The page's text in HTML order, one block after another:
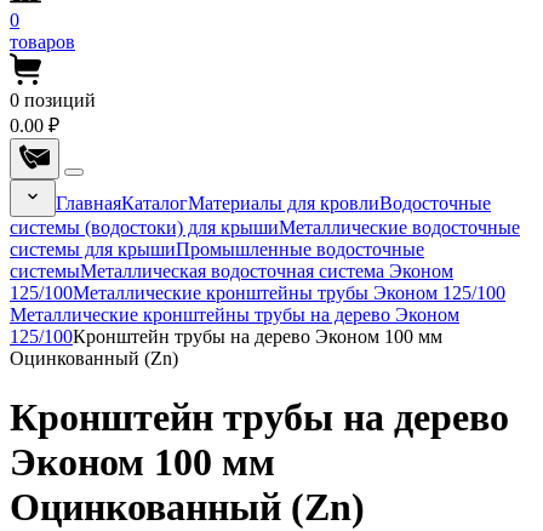
0
товаров
0 позиций
0.00 ₽
ГлавнаяКаталогМатериалы для кровлиВодосточные
системы (водостоки) для крышиМеталлические водосточные
системы для крышиПромышленные водосточные
системыМеталлическая водосточная система Эконом
125/100Металлические кронштейны трубы Эконом 125/100
Металлические кронштейны трубы на дерево Эконом
125/100Кронштейн трубы на дерево Эконом 100 мм
Оцинкованный (Zn)
Кронштейн трубы на дерево
Эконом 100 мм
Оцинкованный (Zn)